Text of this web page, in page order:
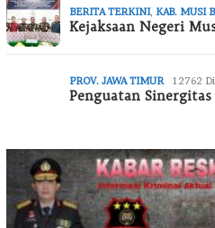
BERITA TERKINI, KAB. MUSI
Kejaksaan Negeri
PROV. JAWA TIMUR 12762
Penguatan